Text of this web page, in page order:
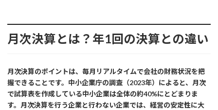
月次決算とは？年1回の決算との違い
月次決算のポイントは、毎月リアルタイムで会社の財務状況を把
握できることです。中小企業庁の調査（2023年）によると、月次
で試算表を作成している中小企業は全体の約40%にとどまりま
す。月次決算を行う企業と行わない企業では、経営の安定性に大